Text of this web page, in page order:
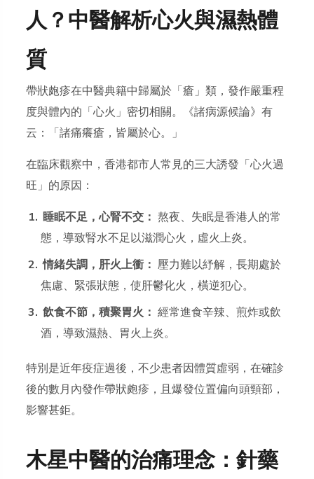
人？中醫解析心火與濕熱體
質
帶狀皰疹在中醫典籍中歸屬於「瘡」類，發作嚴重程
度與體內的「心火」密切相關。《諸病源候論》有
云：「諸痛癢瘡，皆屬於心。」
在臨床觀察中，香港都市人常見的三大誘發「心火過
旺」的原因：
睡眠不足，心腎不交： 熬夜、失眠是香港人的常
態，導致腎水不足以滋潤心火，虛火上炎。
情緒失調，肝火上衝： 壓力難以紓解，長期處於
焦慮、緊張狀態，使肝鬱化火，橫逆犯心。
飲食不節，積聚胃火： 經常進食辛辣、煎炸或飲
酒，導致濕熱、胃火上炎。
特別是近年疫症過後，不少患者因體質虛弱，在確診
後的數月內發作帶狀皰疹，且爆發位置偏向頭頸部，
影響甚鉅。
木星中醫的治痛理念：針藥